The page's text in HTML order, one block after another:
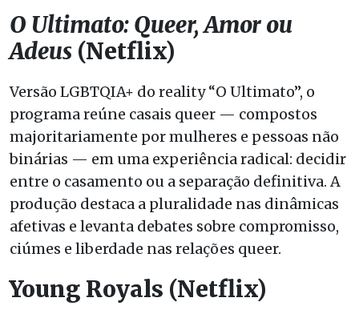
O Ultimato: Queer, Amor ou
Adeus (Netflix)
Versão LGBTQIA+ do reality “O Ultimato”, o
programa reúne casais queer — compostos
majoritariamente por mulheres e pessoas não
binárias — em uma experiência radical: decidir
entre o casamento ou a separação definitiva. A
produção destaca a pluralidade nas dinâmicas
afetivas e levanta debates sobre compromisso,
ciúmes e liberdade nas relações queer.
Young Royals (Netflix)